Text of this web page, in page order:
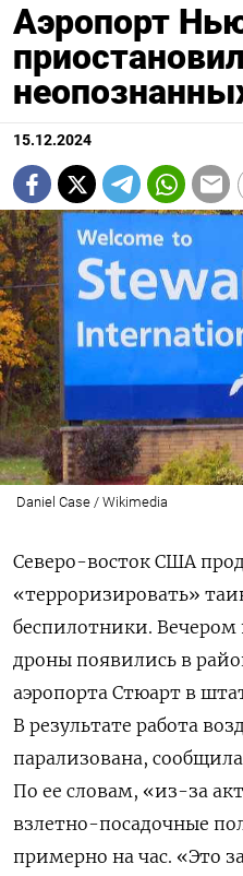
Аэропорт
15.12.2024
Daniel Case / Wikimedia
Северо-восток США
«терроризировать»
беспилотники. Вечером
дроны появились в
аэропорта Стюарт в
В результате работа
парализована,
По ее словам, «из-за
взлетно-посадочные
примерно на час. «Это